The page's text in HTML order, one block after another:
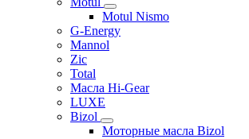
Motul Nismo
G-Energy
Mannol
Zic
Total
Масла Hi-Gear
LUXE
Bizol
Моторные масла Bizol